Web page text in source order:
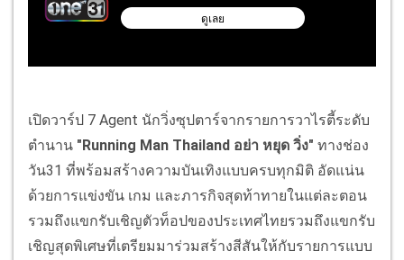
เปิดวาร์ป 7 Agent นักวิ่งซุปตาร์จากรายการวาไรตี้ระดับ
ตำนาน "Running Man Thailand อย่า หยุด วิ่ง" ทางช่อง
วัน31 ที่พร้อมสร้างความบันเทิงแบบครบทุกมิติ อัดแน่น
ด้วยการแข่งขัน เกม และภารกิจสุดท้าทายในแต่ละตอน
รวมถึงแขกรับเชิญตัวท็อปของประเทศไทยรวมถึงแขกรับ
เชิญสุดพิเศษที่เตรียมมาร่วมสร้างสีสันให้กับรายการแบบ